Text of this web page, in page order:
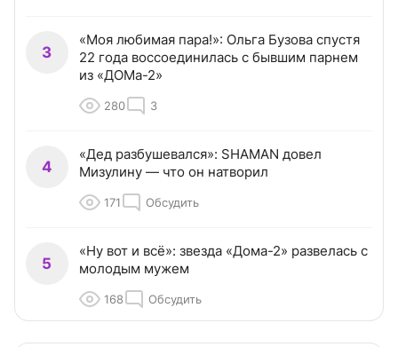
3
«Моя любимая пара!»: Ольга Бузова спустя
22 года воссоединилась с бывшим парнем
из «ДОМа-2»
280 3
4
«Дед разбушевался»: SHAMAN довел
Мизулину — что он натворил
171 Обсудить
5
«Ну вот и всё»: звезда «Дома-2» развелась с
молодым мужем
168 Обсудить